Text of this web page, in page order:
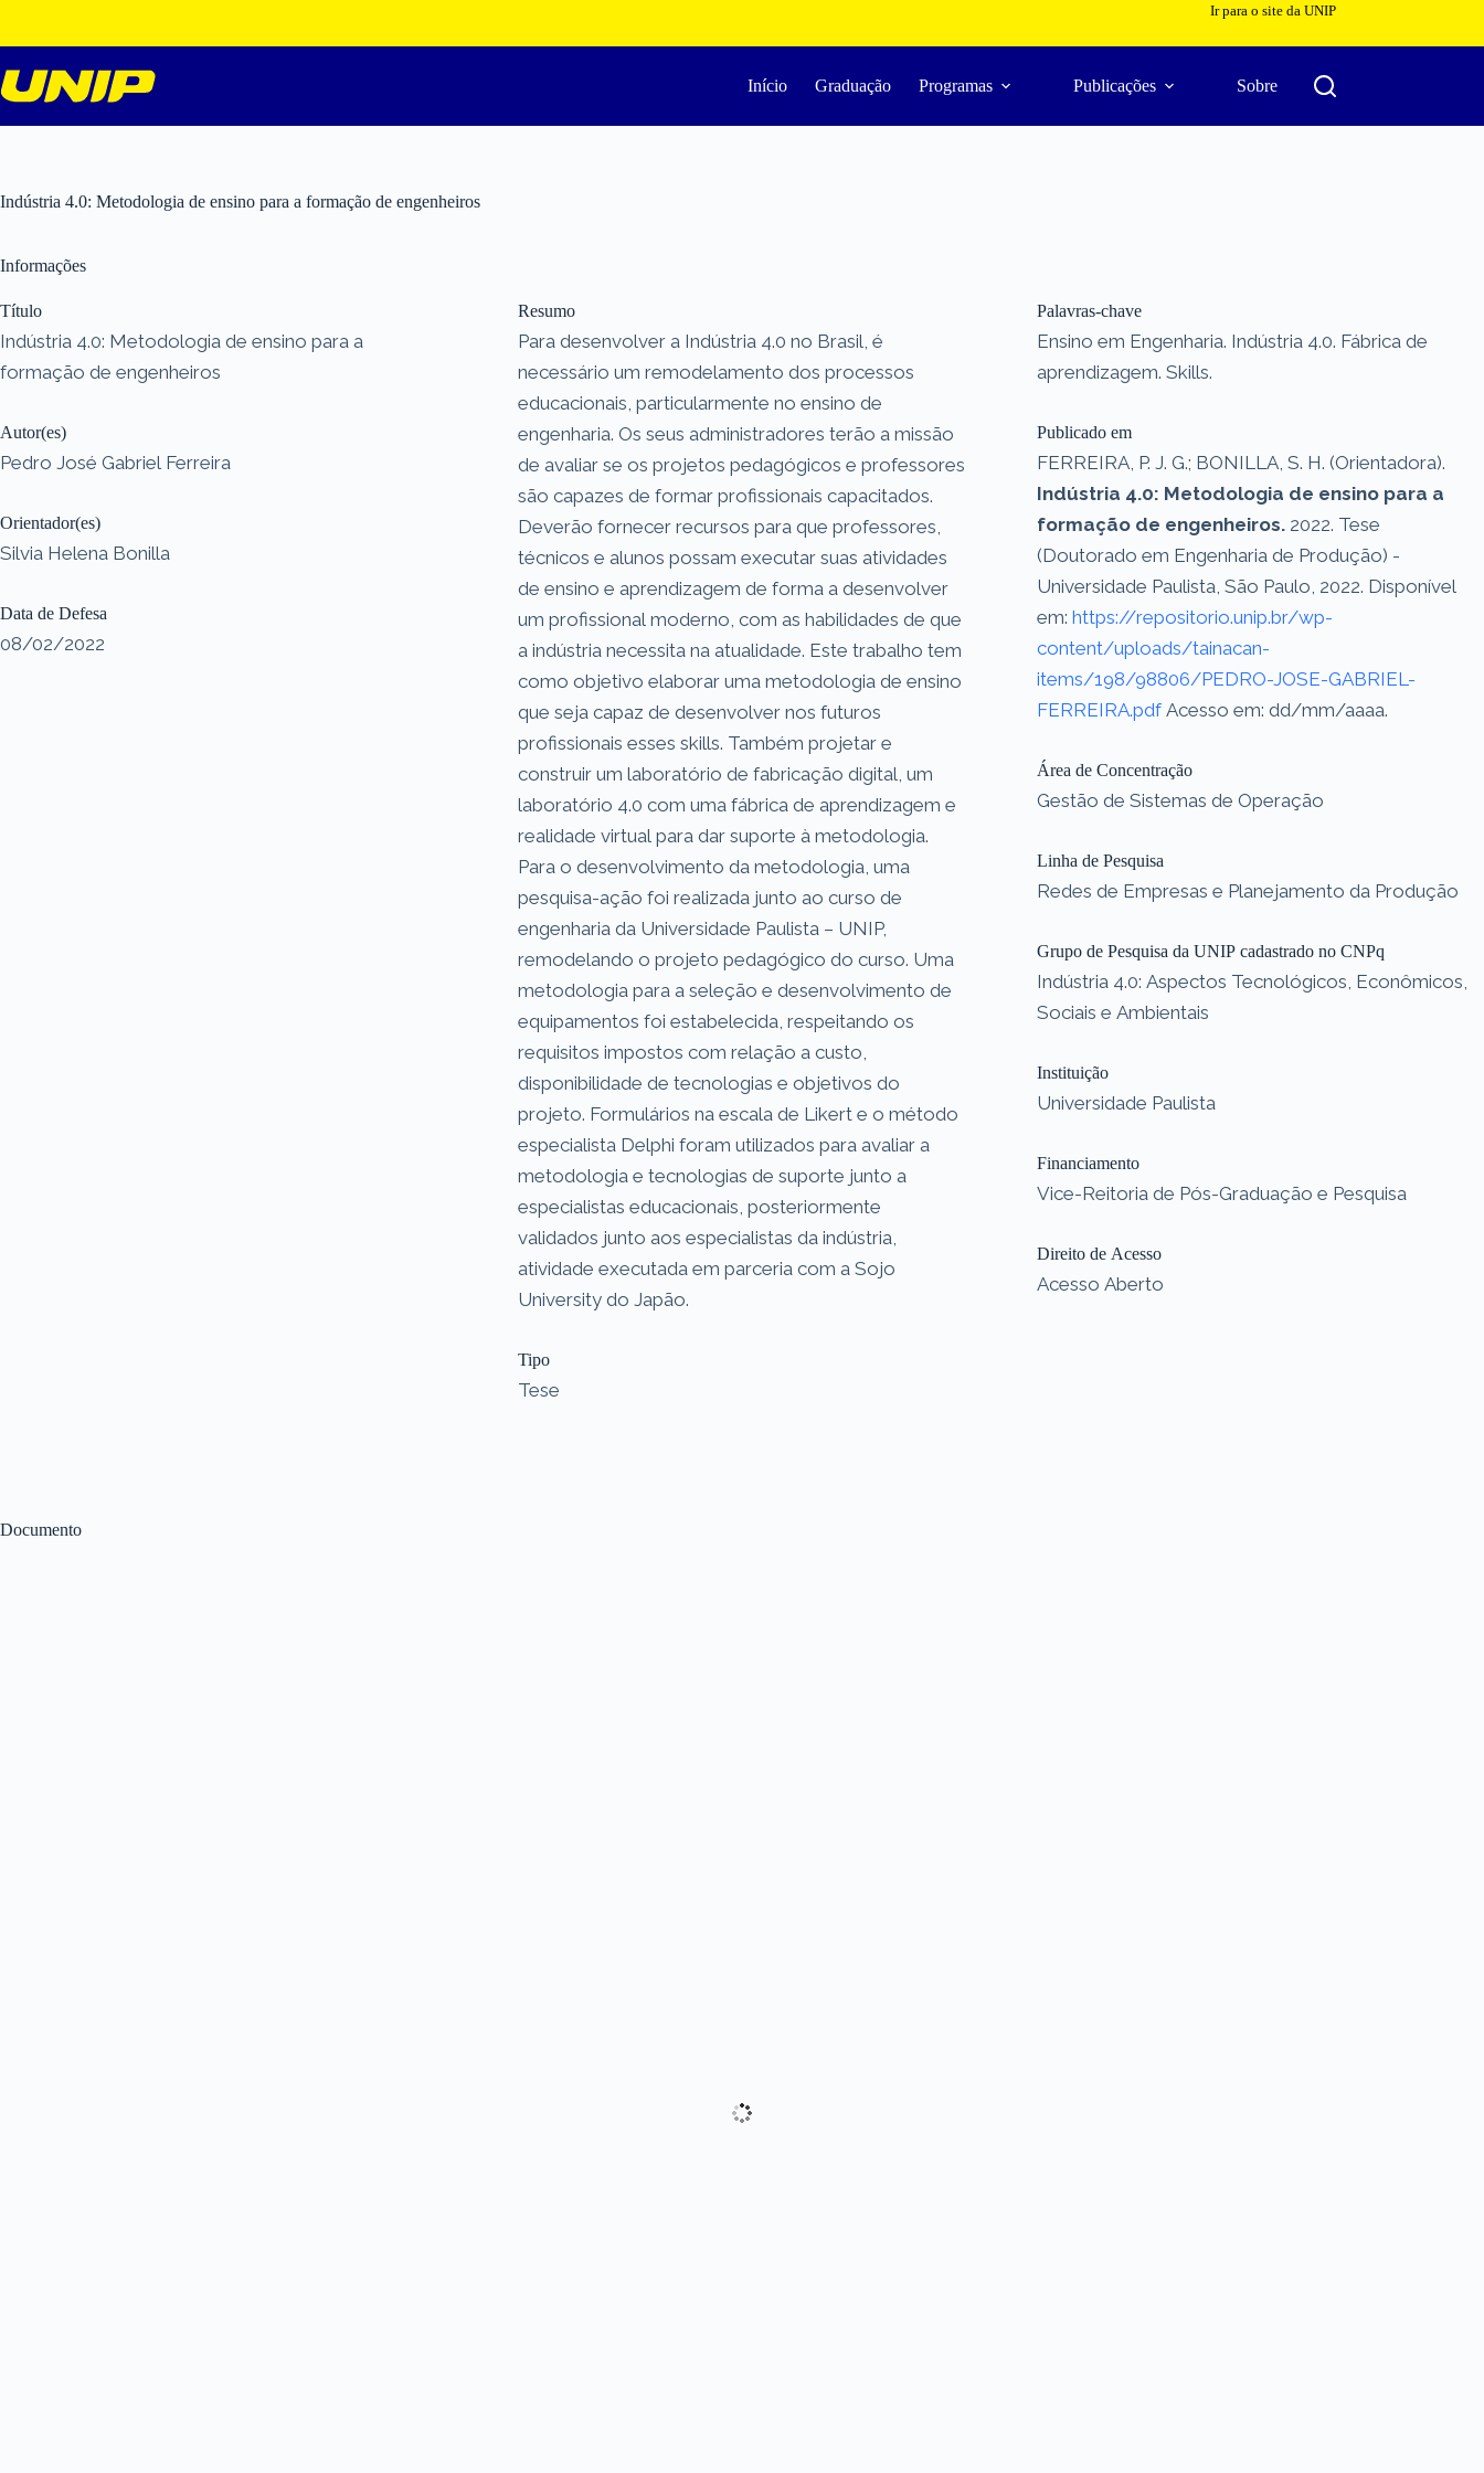
o
conteúdo
Ir para o site da UNIP
Início Graduação Programas Publicações Sobre
Indústria 4.0: Metodologia de ensino para a formação de engenheiros
Documento
Informações
Título
Indústria 4.0: Metodologia de ensino para a
formação de engenheiros
Autor(es)
Pedro José Gabriel Ferreira
Orientador(es)
Silvia Helena Bonilla
Data de Defesa
08/02/2022
Resumo
Para desenvolver a Indústria 4.0 no Brasil, é
necessário um remodelamento dos processos
educacionais, particularmente no ensino de
engenharia. Os seus administradores terão a missão
de avaliar se os projetos pedagógicos e professores
são capazes de formar profissionais capacitados.
Deverão fornecer recursos para que professores,
técnicos e alunos possam executar suas atividades
de ensino e aprendizagem de forma a desenvolver
um profissional moderno, com as habilidades de que
a indústria necessita na atualidade. Este trabalho tem
como objetivo elaborar uma metodologia de ensino
que seja capaz de desenvolver nos futuros
profissionais esses skills. Também projetar e
construir um laboratório de fabricação digital, um
laboratório 4.0 com uma fábrica de aprendizagem e
realidade virtual para dar suporte à metodologia.
Para o desenvolvimento da metodologia, uma
pesquisa-ação foi realizada junto ao curso de
engenharia da Universidade Paulista – UNIP,
remodelando o projeto pedagógico do curso. Uma
metodologia para a seleção e desenvolvimento de
equipamentos foi estabelecida, respeitando os
requisitos impostos com relação a custo,
disponibilidade de tecnologias e objetivos do
projeto. Formulários na escala de Likert e o método
especialista Delphi foram utilizados para avaliar a
metodologia e tecnologias de suporte junto a
especialistas educacionais, posteriormente
validados junto aos especialistas da indústria,
atividade executada em parceria com a Sojo
University do Japão.
Tipo
Tese
Palavras-chave
Ensino em Engenharia. Indústria 4.0. Fábrica de
aprendizagem. Skills.
Publicado em
FERREIRA, P. J. G.; BONILLA, S. H. (Orientadora).
Indústria 4.0: Metodologia de ensino para a
formação de engenheiros.2022. Tese
(Doutorado em Engenharia de Produção) -
Universidade Paulista, São Paulo, 2022. Disponível
em: https://repositorio.unip.br/wp-
content/uploads/tainacan-
items/198/98806/PEDRO-JOSE-GABRIEL-
FERREIRA.pdfAcesso em: dd/mm/aaaa.
Área de Concentração
Gestão de Sistemas de Operação
Linha de Pesquisa
Redes de Empresas e Planejamento da Produção
Grupo de Pesquisa da UNIP cadastrado no CNPq
Indústria 4.0: Aspectos Tecnológicos, Econômicos,
Sociais e Ambientais
Instituição
Universidade Paulista
Financiamento
Vice-Reitoria de Pós-Graduação e Pesquisa
Direito de Acesso
Acesso Aberto